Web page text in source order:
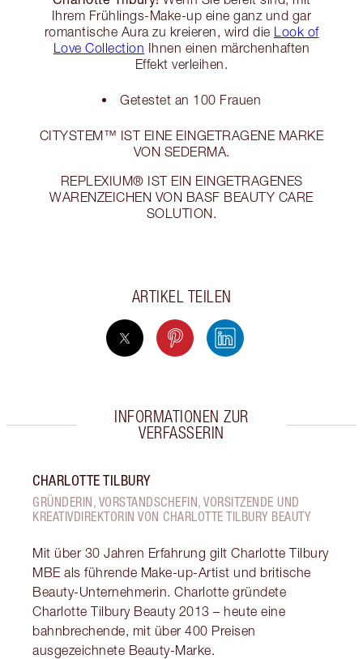
Ihrem Frühlings-Make-up eine ganz und gar
romantische Aura zu kreieren, wird die Look of
Love Collection Ihnen einen märchenhaften
Effekt verleihen.
Getestet an 100 Frauen
CITYSTEM™️ IST EINE EINGETRAGENE MARKE
VON SEDERMA.
REPLEXIUM® IST EIN EINGETRAGENES
WARENZEICHEN VON BASF BEAUTY CARE
SOLUTION.
ARTIKEL TEILEN
INFORMATIONEN ZUR
VERFASSERIN
CHARLOTTE TILBURY
GRÜNDERIN, VORSTANDSCHEFIN, VORSITZENDE UND
KREATIVDIREKTORIN VON CHARLOTTE TILBURY BEAUTY
Mit über 30 Jahren Erfahrung gilt Charlotte Tilbury
MBE als führende Make-up-Artist und britische
Beauty-Unternehmerin. Charlotte gründete
Charlotte Tilbury Beauty 2013 – heute eine
bahnbrechende, mit über 400 Preisen
ausgezeichnete Beauty-Marke.